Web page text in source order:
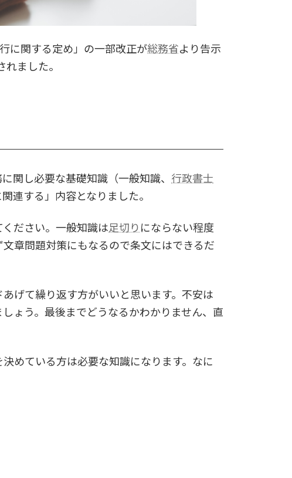
に関する定め」の一部改正が総務省より告示
ました。
関し必要な基礎知識（一般知識、 行政書士
連する」内容となりました。
ださい。一般知識は足切り にならない程度
章問題対策にもなるので条文にはできるだ
げて繰り返す方がいいと思います。不安は
ょう。最後までどうなるかわかりません、直
めている方は必要な知識になります。なに